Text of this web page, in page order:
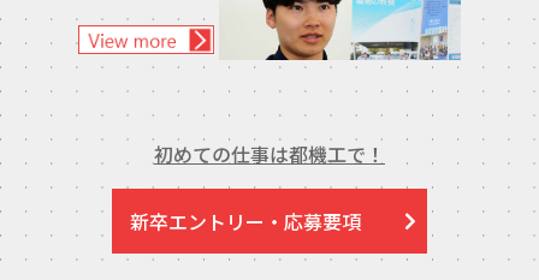
初めての仕事は都機工で！
新卒エントリー・応募要項